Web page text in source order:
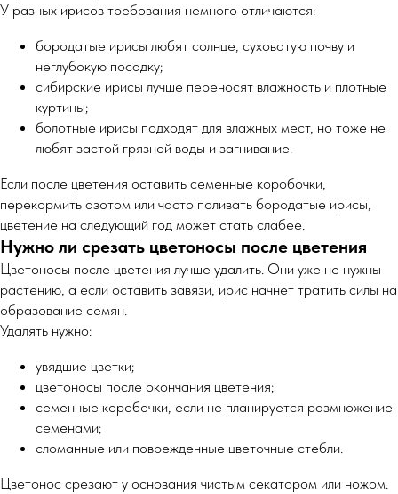
У разных ирисов требования немного отличаются:
бородатые ирисы любят солнце, суховатую почву и
неглубокую посадку;
сибирские ирисы лучше переносят влажность и плотные
куртины;
болотные ирисы подходят для влажных мест, но тоже не
любят застой грязной воды и загнивание.
Если после цветения оставить семенные коробочки,
перекормить азотом или часто поливать бородатые ирисы,
цветение на следующий год может стать слабее.
Нужно ли срезать цветоносы после цветения
Цветоносы после цветения лучше удалить. Они уже не нужны
растению, а если оставить завязи, ирис начнет тратить силы на
образование семян.
Удалять нужно:
увядшие цветки;
цветоносы после окончания цветения;
семенные коробочки, если не планируется размножение
семенами;
сломанные или поврежденные цветочные стебли.
Цветонос срезают у основания чистым секатором или ножом.